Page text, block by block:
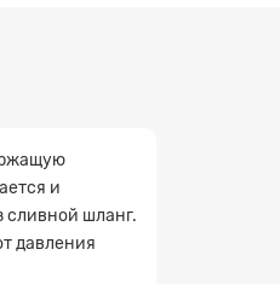
и
сливной шланг.
давления